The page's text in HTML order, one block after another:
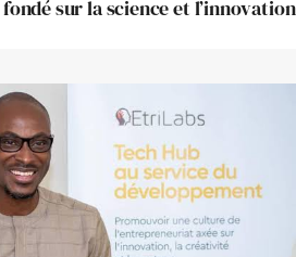
sur la science et l’innovation